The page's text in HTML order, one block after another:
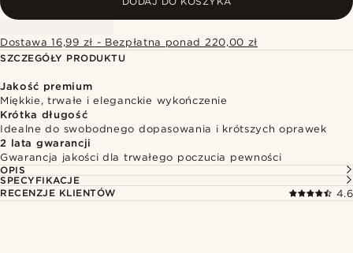
Dostawa 16,99 zł - Bezpłatna ponad 220,00 zł
SZCZEGÓŁY PRODUKTU
Jakość premium
Miękkie, trwałe i eleganckie wykończenie
Krótka długość
Idealne do swobodnego dopasowania i krótszych oprawek
2 lata gwarancji
Gwarancja jakości dla trwałego poczucia pewności
OPIS
SPECYFIKACJE
RECENZJE KLIENTÓW
4.6